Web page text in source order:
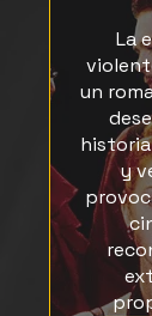
La
un
y